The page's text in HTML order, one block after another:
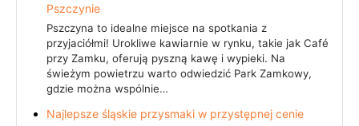
Pszczynie
Pszczyna to idealne miejsce na spotkania z
przyjaciółmi! Urokliwe kawiarnie w rynku, takie jak Café
przy Zamku, oferują pyszną kawę i wypieki. Na
świeżym powietrzu warto odwiedzić Park Zamkowy,
gdzie można wspólnie…
Najlepsze śląskie przysmaki w przystępnej cenie